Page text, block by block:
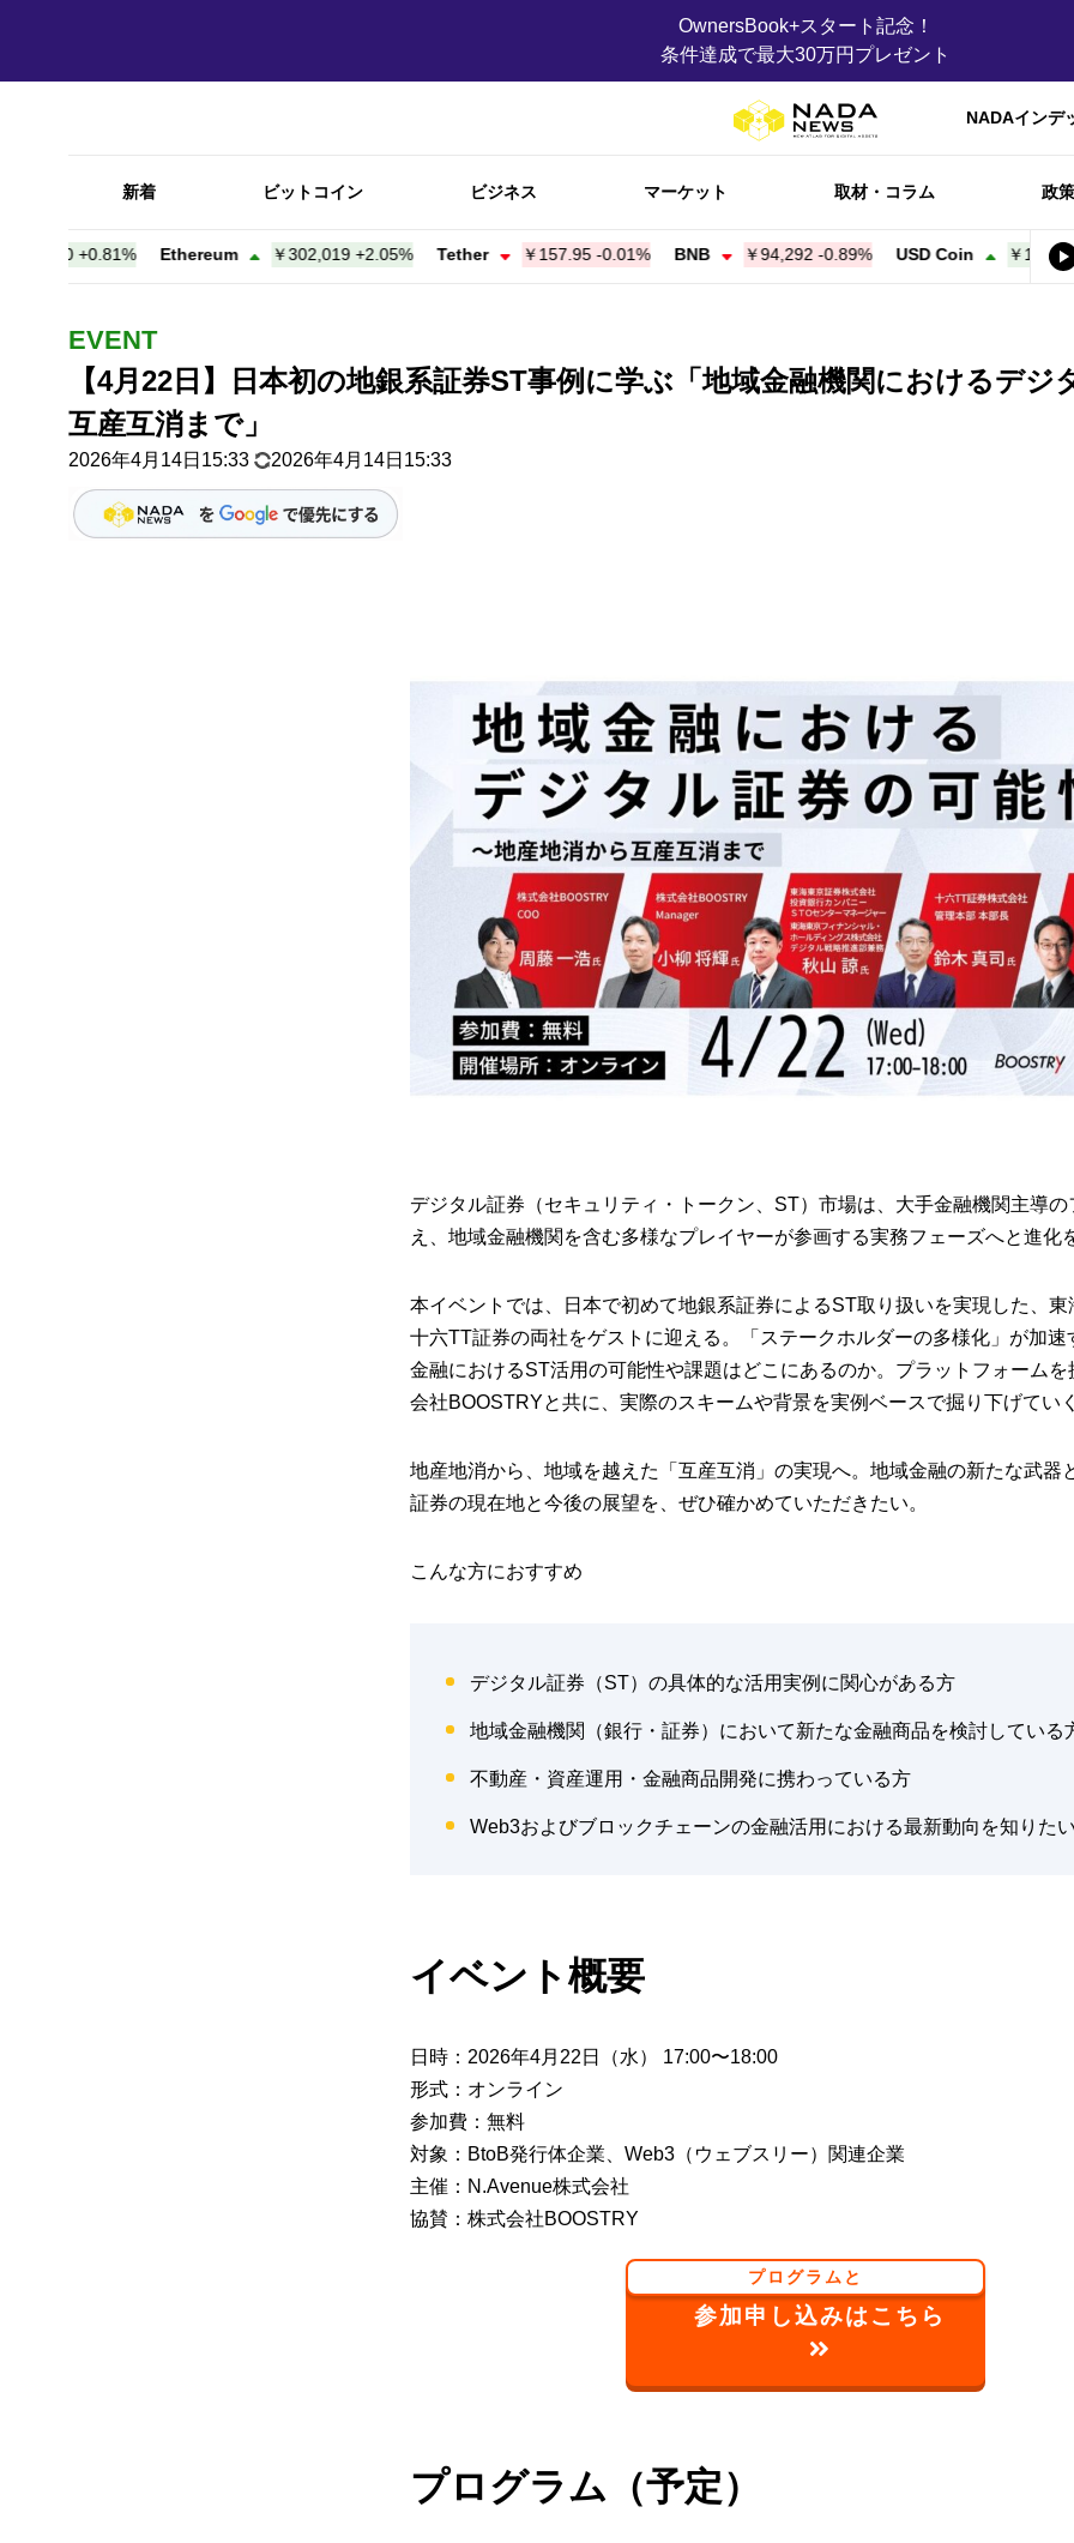
OwnersBook+スタート記念！
条件達成で最大30万円プレゼント
NADAインデ
新着 ビットコイン ビジネス マーケット 取材・コラム 政
0.81% Ethereum ￥302,019+2.05% Tether ￥157.95-0.01% BNB ￥94,292-0.89% USD Coin ￥158.09
EVENT
【4月22日】日本初の地銀系証券ST事例に学ぶ「地域金融機関におけるデ
互産互消まで」
2026年4月14日15:33 2026年4月14日15:33
デジタル証券（セキュリティ・トークン、ST）市場は、大手金融機関主導の
え、地域金融機関を含む多様なプレイヤーが参画する実務フェーズへと進化
本イベントでは、日本で初めて地銀系証券によるST取り扱いを実現した、東
十六TT証券の両社をゲストに迎える。「ステークホルダーの多様化」が加速
金融におけるST活用の可能性や課題はどこにあるのか。プラットフォームを
会社BOOSTRYと共に、実際のスキームや背景を実例ベースで掘り下げてい
地産地消から、地域を越えた「互産互消」の実現へ。地域金融の新たな武器
証券の現在地と今後の展望を、ぜひ確かめていただきたい。
こんな方におすすめ
デジタル証券（ST）の具体的な活用実例に関心がある方
地域金融機関（銀行・証券）において新たな金融商品を検討している
不動産・資産運用・金融商品開発に携わっている方
Web3およびブロックチェーンの金融活用における最新動向を知りた
イベント概要
日時：2026年4月22日（水） 17:00〜18:00
形式：オンライン
参加費：無料
対象：BtoB発行体企業、Web3（ウェブスリー）関連企業
主催：N.Avenue株式会社
協賛：株式会社BOOSTRY
プログラムと
参加申し込みはこちら
プログラム（予定）